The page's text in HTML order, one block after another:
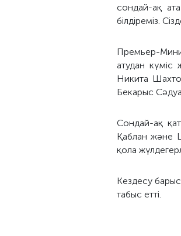
сондай-ақ
білдіреміз.
Премьер-
атудан
Никита
Бекарыс
Сондай-ақ
Қаблан және
қола
Кездесу
табыс етті.